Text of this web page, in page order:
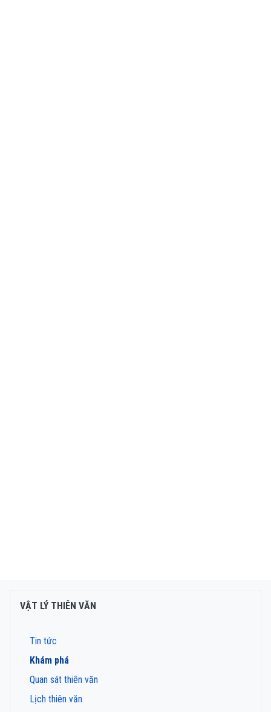
VẬT LÝ THIÊN VĂN
Tin tức
Khám phá
Quan sát thiên văn
Lịch thiên văn